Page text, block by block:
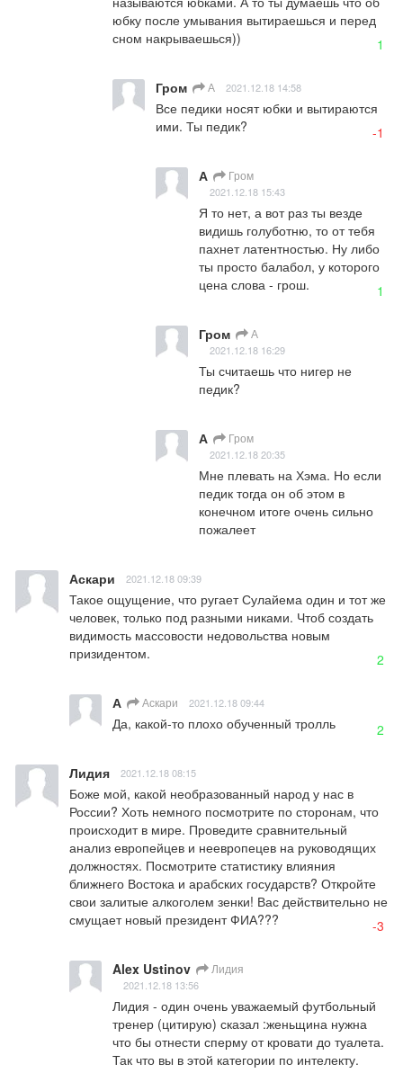
юбку после умывания вытираешься и перед
сном накрываешься))
1
Гром А 2021.12.18 14:58
Все педики носят юбки и вытираются
ими. Ты педик?
-1
А Гром
2021.12.18 15:43
Я то нет, а вот раз ты везде
видишь голуботню, то от тебя
пахнет латентностью. Ну либо
ты просто балабол, у которого
цена слова - грош.
1
Гром А
2021.12.18 16:29
Ты считаешь что нигер не
педик?
А Гром
2021.12.18 20:35
Мне плевать на Хэма. Но если
педик тогда он об этом в
конечном итоге очень сильно
пожалеет
Аскари 2021.12.18 09:39
Такое ощущение, что ругает Сулайема один и тот же
человек, только под разными никами. Чтоб создать
видимость массовости недовольства новым
призидентом.
2
А Аскари 2021.12.18 09:44
Да, какой-то плохо обученный тролль 2
Лидия 2021.12.18 08:15
Боже мой, какой необразованный народ у нас в
России? Хоть немного посмотрите по сторонам, что
происходит в мире. Проведите сравнительный
анализ европейцев и неевропецев на руководящих
должностях. Посмотрите статистику влияния
ближнего Востока и арабских государств? Откройте
свои залитые алкоголем зенки! Вас действительно не
смущает новый президент ФИА???
-3
Alex Ustinov Лидия
2021.12.18 13:56
Лидия - один очень уважаемый футбольный
тренер (цитирую) сказал :женьщина нужна
что бы отнести сперму от кровати до туалета.
Так что вы в этой категории по интелекту.